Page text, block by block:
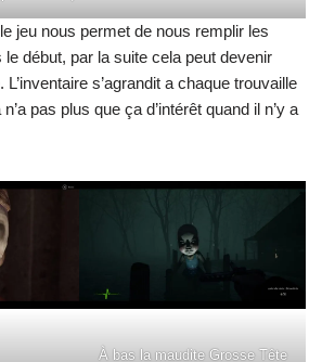
jeu nous permet de nous remplir les
début, par la suite cela peut devenir
s’agrandit a chaque trouvaille
pas plus que ça d’intérêt quand il n’y a
À bas la maudite Grosse Tête